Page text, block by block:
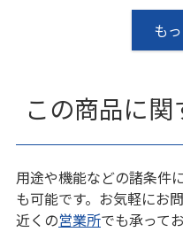
も
この商品に
用途や機能などの諸条件
も可能です。お気軽にお
近くの営業所でも承って